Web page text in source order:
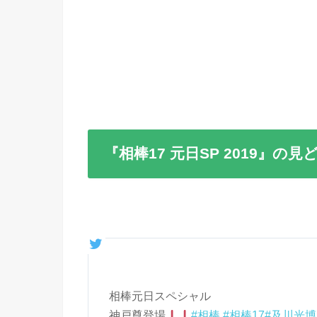
『相棒17 元日SP 2019』の見
相棒元日スペシャル